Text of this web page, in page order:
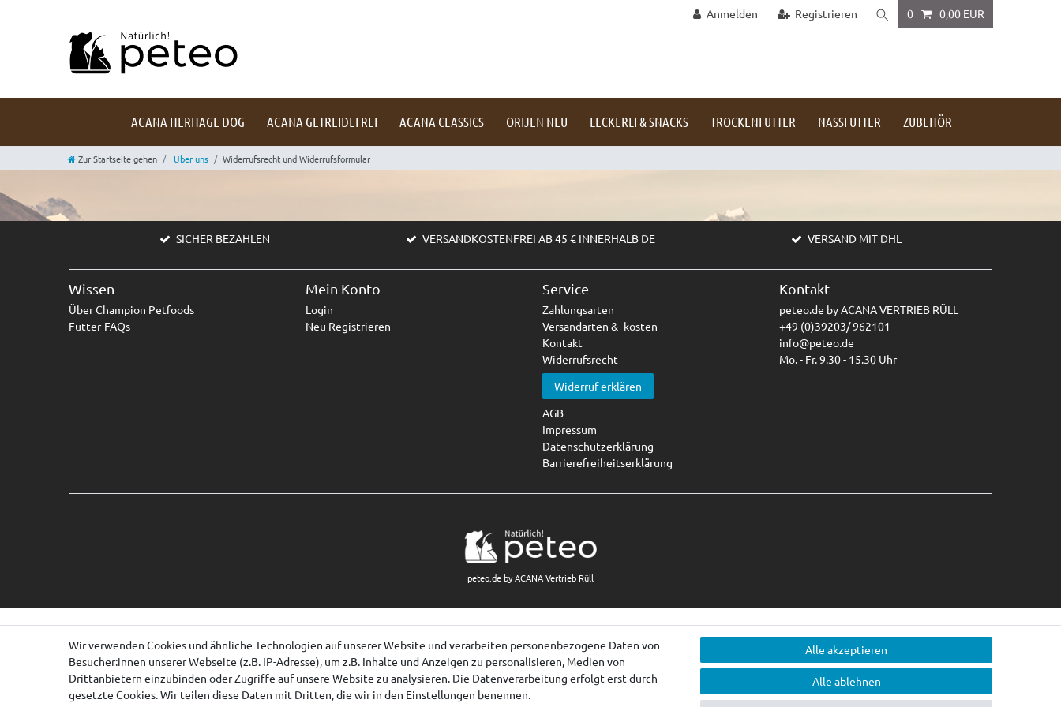
Anmelden Registrieren 0 0,00 EUR
ACANA HERITAGE DOG ACANA GETREIDEFREI ACANA CLASSICS ORIJEN NEU LECKERLI & SNACKS TROCKENFUTTER NASSFUTTER ZUBEHÖR
Zur Startseite gehen Über uns Widerrufsrecht und Widerrufsformular
SICHER BEZAHLEN VERSANDKOSTENFREI AB 45 € INNERHALB DE VERSAND MIT DHL
Wissen
Über Champion Petfoods
Futter-FAQs
Mein Konto
Login
Neu Registrieren
Service
Zahlungsarten
Versandarten & -kosten
Kontakt
Widerrufsrecht
Widerruf erklären
AGB
Impressum
Datenschutzerklärung
Barrierefreiheitserklärung
Kontakt
peteo.de by ACANA VERTRIEB RÜLL
+49 (0)39203/ 962101
info@peteo.de
Mo. - Fr. 9.30 - 15.30 Uhr
peteo.de by ACANA Vertrieb Rüll
Wir verwenden Cookies und ähnliche Technologien auf unserer Website und verarbeiten personenbezogene Daten von
Besucher:innen unserer Webseite (z.B. IP-Adresse), um z.B. Inhalte und Anzeigen zu personalisieren, Medien von
Drittanbietern einzubinden oder Zugriffe auf unsere Website zu analysieren. Die Datenverarbeitung erfolgt erst durch
gesetzte Cookies. Wir teilen diese Daten mit Dritten, die wir in den Einstellungen benennen.
Alle akzeptieren
Alle ablehnen